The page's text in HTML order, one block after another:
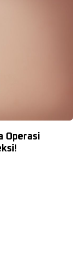
Operasi